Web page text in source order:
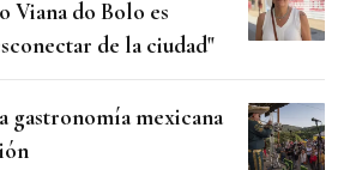
Viana do Bolo es
de la ciudad"
gastronomía mexicana